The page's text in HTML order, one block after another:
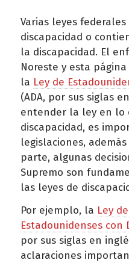
Varias leyes
discapacidad o
la discapacidad. El
Noreste y esta
la Ley de
(ADA, por sus siglas
entender la ley en lo
discapacidad, es
legislaciones,
parte, algunas
Supremo son
las leyes de
Por ejemplo, la Ley
Estadounidenses con
por sus siglas en
aclaraciones